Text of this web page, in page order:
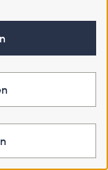
4.6
(5)5